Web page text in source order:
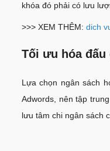
khóa đó phải có lưu
>>> XEM THÊM: dich
Tối ưu hóa
Lựa chọn ngân sách
Adwords, nên tập
lưu tâm chi ngân sách